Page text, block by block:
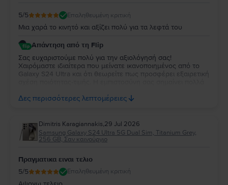
5/5 Επαληθευμένη κριτική
Μια χαρά το κινητό και αξίζει πολύ για τα λεφτά του
Απάντηση από τη Flip
Σας ευχαριστούμε πολύ για την αξιολόγησή σας!
Χαιρόμαστε ιδιαίτερα που μείνατε ικανοποιημένος από το
Galaxy S24 Ultra και ότι θεωρείτε πως προσφέρει εξαιρετική
σας εξυπηρετήσουμε ξανά στο μέλλον!
Δες περισσότερες λεπτομέρειες
Dimitris Karagiannakis,29 Jul 2026
Samsung Galaxy S24 Ultra 5G Dual Sim, Titanium Grey,
256 GB, Σαν καινούργιο
Πραγματικα ειναι τελιο
5/5 Επαληθευμένη κριτική